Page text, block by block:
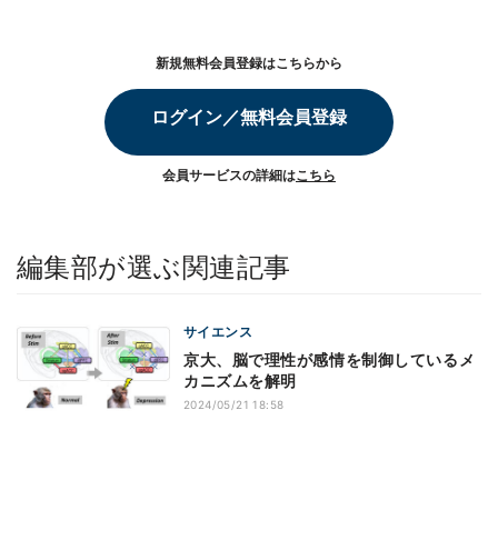
新規無料会員登録はこちらから
ログイン／無料会員登録
会員サービスの詳細はこちら
編集部が選ぶ関連記事
サイエンス
京大、脳で理性が感情を制御しているメ
カニズムを解明
2024/05/21 18:58